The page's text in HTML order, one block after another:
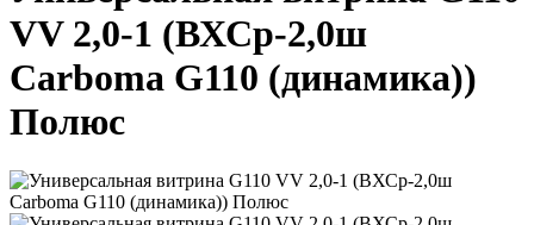
VV 2,0-1 (ВХСр-2,0ш
Carboma G110 (динамика))
Полюс